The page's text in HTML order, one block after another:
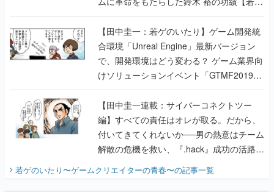
のいたり】
【田中圭一：若ゲのいたり】ゲーム開発統
合環境「Unreal Engine」最新バージョン
で、開発環境はどう変わる？ ゲーム業界向
けソリューションイベント「GTMF2019」
に行って、より理解を深めよう【PR】
【田中圭一連載：サイバーコネクトツー
編】すべての責任はオレが取る。だから、
付いてきてくれないか──男の熱意はチーム
解散の危機を救い、『.hack』成功の活路を
『少年ジャンプ』色だった【若ゲのいた
若ゲのいたり〜ゲームクリエイターの青春〜の記事一覧